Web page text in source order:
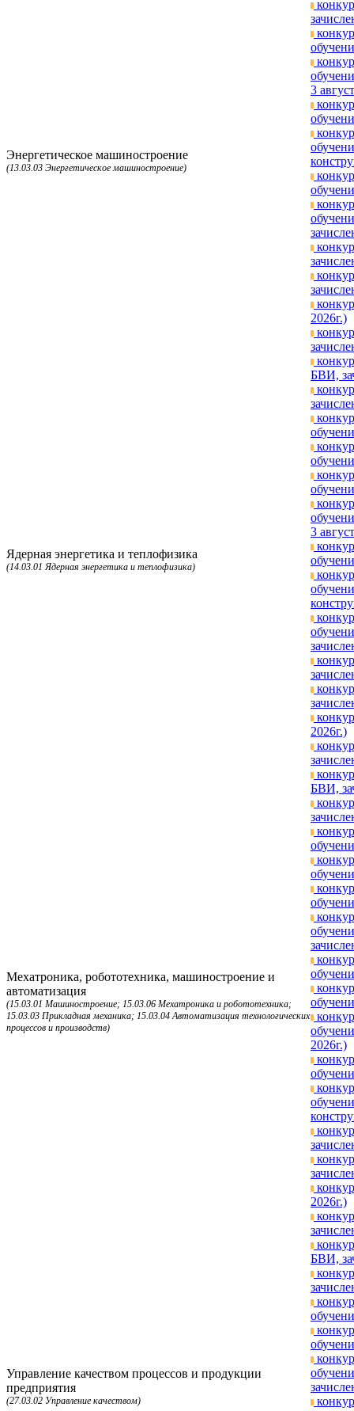
Энергетическое машиностроение
(13.03.03 Энергетическое машиностроение)
3
2026г.)
Ядерная энергетика и теплофизика
(14.03.01 Ядерная энергетика и теплофизика)
БВИ,
3
2026г.)
Мехатроника, робототехника, машиностроение и
автоматизация
(15.03.01 Машиностроение; 15.03.06 Мехатроника и робототехника;
15.03.03 Прикладная механика; 15.03.04 Автоматизация технологических
процессов и производств)
БВИ,
2026г.)
2026г.)
Управление качеством процессов и продукции
предприятия
(27.03.02 Управление качеством)
БВИ,